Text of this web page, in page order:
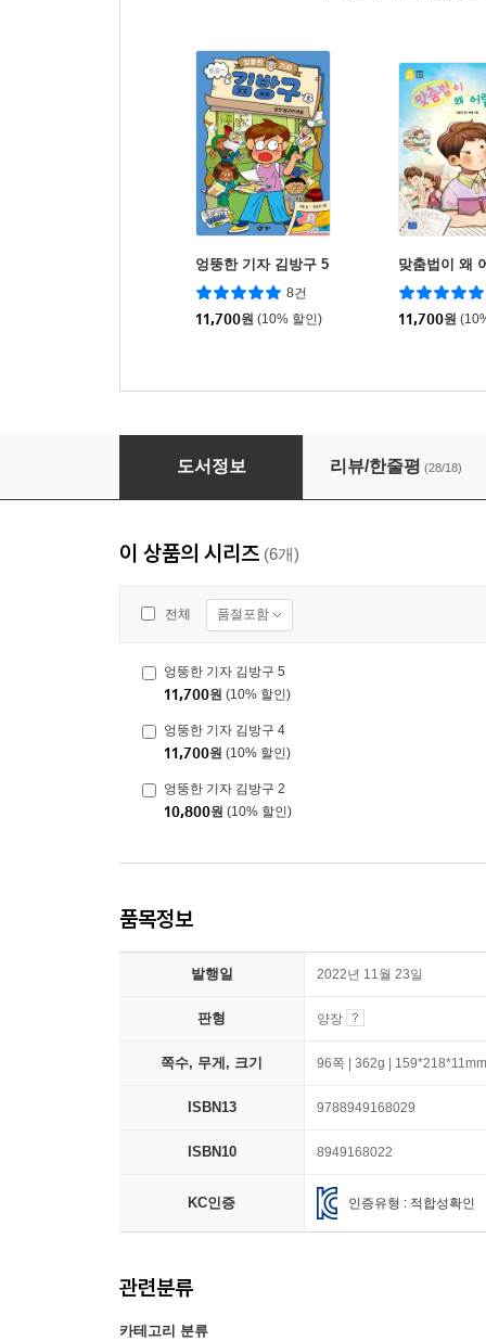
엉뚱한 기자 김방구 5
8건
11,700원 (10% 할인)
맞춤법이 왜
11,700원
엉뚱한 기자 김방구
도서정보 리뷰/한줄평 (28/18)
이 상품의 시리즈 (6개)
전체 품절포함
엉뚱한 기자 김방구 5
11,700원 (10% 할인)
엉뚱한 기자 김방구 4
11,700원 (10% 할인)
엉뚱한 기자 김방구 2
10,800원 (10% 할인)
품목정보
발행일 2022년 11월 23일
판형 양장
쪽수, 무게, 크기 96쪽 | 362g | 159*218*11mm
ISBN13 9788949168029
ISBN10 8949168022
KC인증 인증유형 : 적합성확인
관련분류
카테고리 분류